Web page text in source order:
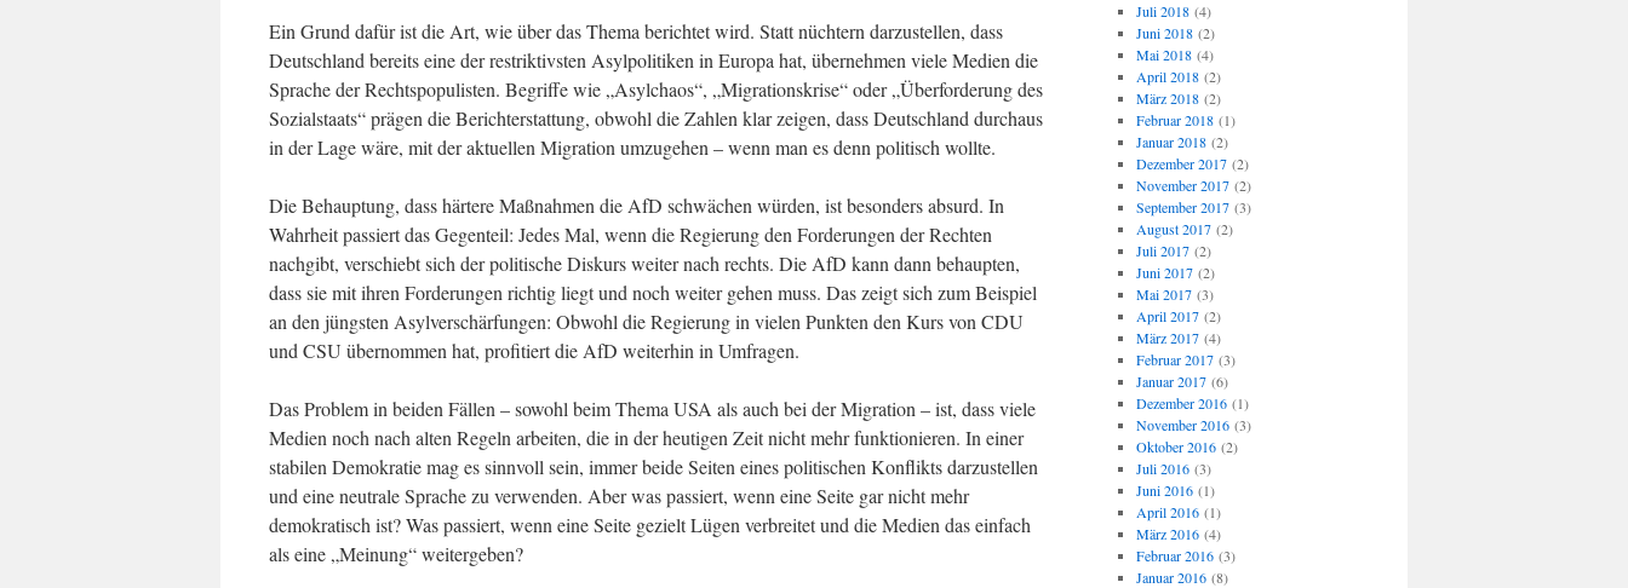
Ein Grund dafür ist die Art, wie über das Thema berichtet wird. Statt nüchtern darzustellen, dass
Deutschland bereits eine der restriktivsten Asylpolitiken in Europa hat, übernehmen viele Medien die
Sprache der Rechtspopulisten. Begriffe wie „Asylchaos“, „Migrationskrise“ oder „Überforderung des
Sozialstaats“ prägen die Berichterstattung, obwohl die Zahlen klar zeigen, dass Deutschland durchaus
in der Lage wäre, mit der aktuellen Migration umzugehen – wenn man es denn politisch wollte.
Die Behauptung, dass härtere Maßnahmen die AfD schwächen würden, ist besonders absurd. In
Wahrheit passiert das Gegenteil: Jedes Mal, wenn die Regierung den Forderungen der Rechten
nachgibt, verschiebt sich der politische Diskurs weiter nach rechts. Die AfD kann dann behaupten,
dass sie mit ihren Forderungen richtig liegt und noch weiter gehen muss. Das zeigt sich zum Beispiel
an den jüngsten Asylverschärfungen: Obwohl die Regierung in vielen Punkten den Kurs von CDU
und CSU übernommen hat, profitiert die AfD weiterhin in Umfragen.
Das Problem in beiden Fällen – sowohl beim Thema USA als auch bei der Migration – ist, dass viele
Medien noch nach alten Regeln arbeiten, die in der heutigen Zeit nicht mehr funktionieren. In einer
stabilen Demokratie mag es sinnvoll sein, immer beide Seiten eines politischen Konflikts darzustellen
und eine neutrale Sprache zu verwenden. Aber was passiert, wenn eine Seite gar nicht mehr
demokratisch ist? Was passiert, wenn eine Seite gezielt Lügen verbreitet und die Medien das einfach
als eine „Meinung“ weitergeben?
Juli 2018(4)
Juni 2018(2)
Mai 2018(4)
April 2018(2)
März 2018(2)
Februar 2018(1)
Januar 2018(2)
Dezember 2017(2)
November 2017(2)
September 2017(3)
August 2017(2)
Juli 2017(2)
Juni 2017(2)
Mai 2017(3)
April 2017(2)
März 2017(4)
Februar 2017(3)
Januar 2017(6)
Dezember 2016(1)
November 2016(3)
Oktober 2016(2)
Juli 2016(3)
Juni 2016(1)
April 2016(1)
März 2016(4)
Februar 2016(3)
Januar 2016(8)